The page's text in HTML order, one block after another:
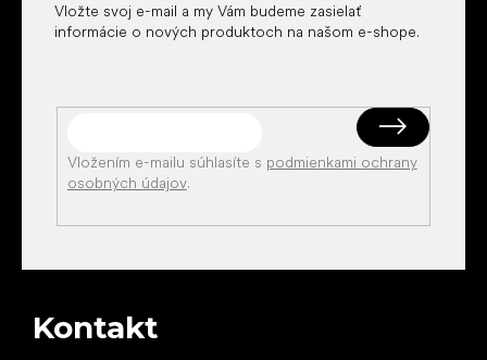
Vložte svoj e-mail a my Vám budeme zasielať
informácie o nových produktoch na našom e-shope.
Vložením e-mailu súhlasíte s podmienkami ochrany
osobných údajov.
Kontakt